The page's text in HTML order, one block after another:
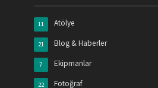
Atölye
11
Blog & Haberler
21
Ekipmanlar
7
Fotoğraf
22